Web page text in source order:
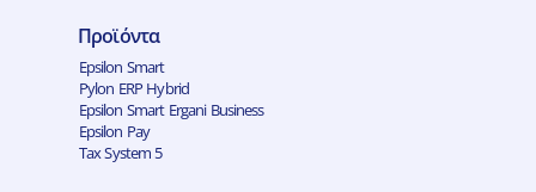
Προϊόντα
Epsilon Smart
Pylon ERP Hybrid
Epsilon Smart Ergani Business
Epsilon Pay
Tax System 5